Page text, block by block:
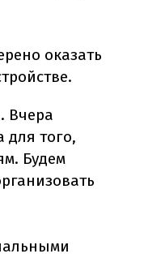
оказать
Вчера
для того,
Будем